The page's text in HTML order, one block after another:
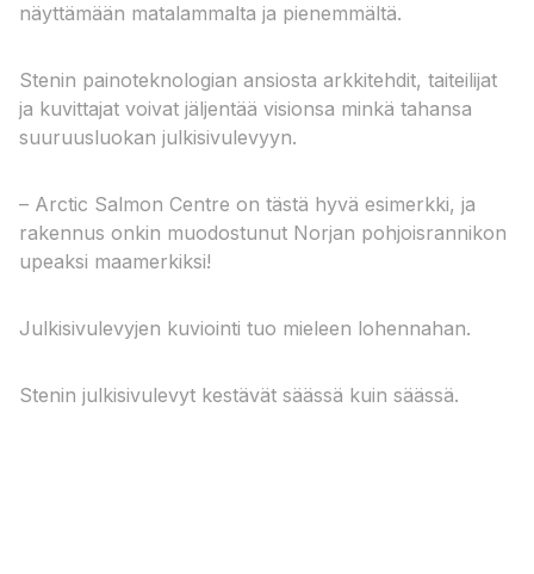
näyttämään matalammalta ja pienemmältä.
Stenin painoteknologian ansiosta arkkitehdit, taiteilijat
ja kuvittajat voivat jäljentää visionsa minkä tahansa
suuruusluokan julkisivulevyyn.
– Arctic Salmon Centre on tästä hyvä esimerkki, ja
rakennus onkin muodostunut Norjan pohjoisrannikon
upeaksi maamerkiksi!
Julkisivulevyjen kuviointi tuo mieleen lohennahan.
Stenin julkisivulevyt kestävät säässä kuin säässä.